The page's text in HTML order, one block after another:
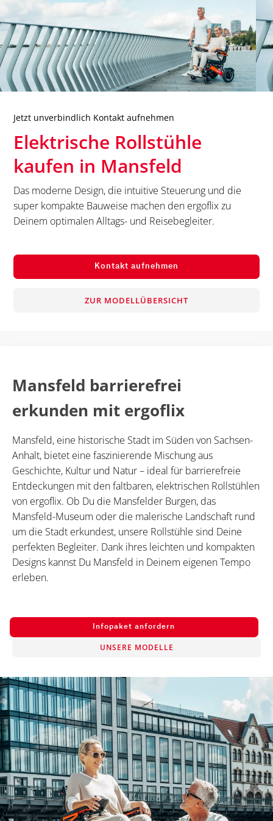
Jetzt unverbindlich Kontakt aufnehmen
Elektrische Rollstühle
kaufen in Mansfeld
Das moderne Design, die intuitive Steuerung und die
super kompakte Bauweise machen den ergoflix zu
Deinem optimalen Alltags- und Reisebegleiter.
Kontakt aufnehmen
ZUR MODELLÜBERSICHT
Mansfeld barrierefrei
erkunden mit ergoflix
Mansfeld, eine historische Stadt im Süden von Sachsen-
Anhalt, bietet eine faszinierende Mischung aus
Geschichte, Kultur und Natur – ideal für barrierefreie
Entdeckungen mit den faltbaren, elektrischen Rollstühlen
von ergoflix. Ob Du die Mansfelder Burgen, das
Mansfeld-Museum oder die malerische Landschaft rund
um die Stadt erkundest, unsere Rollstühle sind Deine
perfekten Begleiter. Dank ihres leichten und kompakten
Designs kannst Du Mansfeld in Deinem eigenen Tempo
erleben.
Infopaket anfordern
UNSERE MODELLE